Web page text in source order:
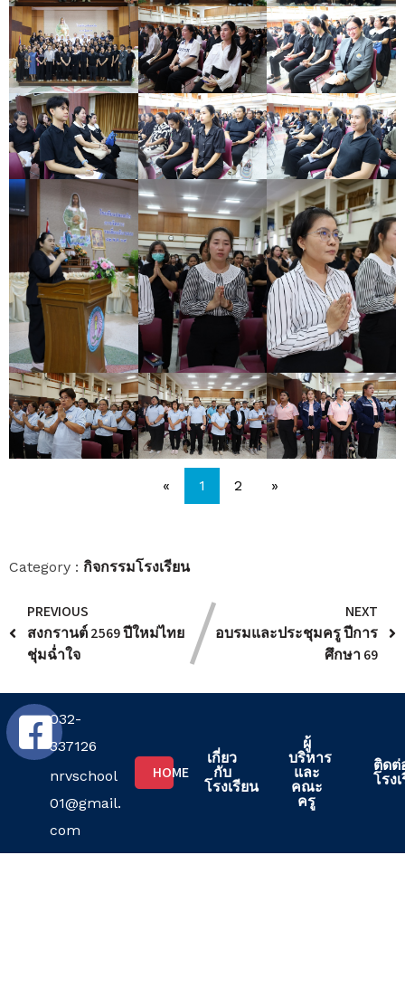
« 1 2 »
Category : กิจกรรมโรงเรียน
PREVIOUS
สงกรานต์ 2569 ปีใหม่ไทย
ชุ่มฉ่ำใจ
NEXT
อบรมและประชุมครู ปีการ
ศึกษา 69
032-
337126
nrvschool
01@gmail.
com
HOME
เกี่ยว
กับ
โรงเรียน
ผู้
บริหาร
และ
คณะ
ครู
ติดต่
โรง